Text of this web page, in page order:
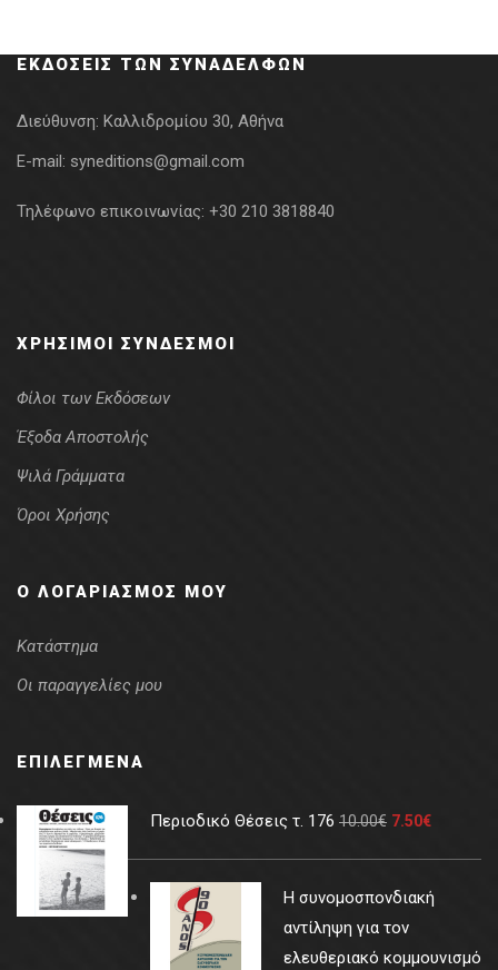
1.50€.
ΕΚΔΌΣΕΙΣ ΤΩΝ ΣΥΝΑΔΈΛΦΩΝ
Διεύθυνση: Καλλιδρομίου 30, Αθήνα
E-mail: syneditions@gmail.com
Τηλέφωνο επικοινωνίας: +30 210 3818840
ΧΡΉΣΙΜΟΙ ΣΎΝΔΕΣΜΟΙ
Φίλοι των Εκδόσεων
Έξοδα Αποστολής
Ψιλά Γράμματα
Όροι Χρήσης
Ο ΛΟΓΑΡΙΑΣΜΌΣ ΜΟΥ
Κατάστημα
Οι παραγγελίες μου
ΕΠΙΛΕΓΜΈΝΑ
Περιοδικό Θέσεις τ. 176 10.00€ 7.50€
Η συνομοσπονδιακή
αντίληψη για τον
ελευθεριακό κομμουνισμό